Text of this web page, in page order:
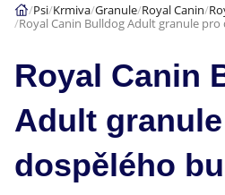
Hlavní kategorie
Akce
Psi
Kočky
Psi Krmiva Granule Royal Canin
Royal Canin Bulldog Adult granule
Royal Canin
Adult
dospělého